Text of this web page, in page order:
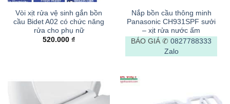
Vòi xịt rửa vệ sinh gắn bồn
cầu Bidet A02 có chức năng
rửa cho phụ nữ
520.000 ₫
Nắp bồn cầu thông minh
Panasonic CH931SPF sưởi
– xịt rửa nước ấm
BÁO GIÁ ✆ 0827788333
Zalo